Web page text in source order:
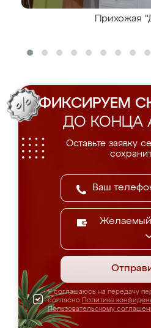
Прихожая
ФИКСИРУЕМ
ДО КОНЦА
Оставьте заявку
Я соглашаюсь на передачу
согласно Политике
Пользовательскому